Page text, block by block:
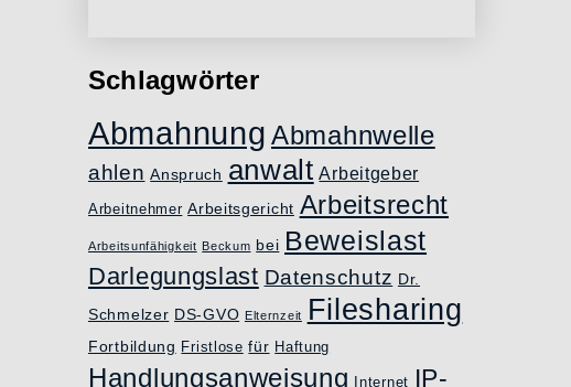
Schlagwörter
Abmahnung Abmahnwelle
ahlen Anspruch anwalt Arbeitgeber
Arbeitnehmer Arbeitsgericht Arbeitsrecht
Arbeitsunfähigkeit Beckum bei Beweislast
Darlegungslast Datenschutz Dr.
Schmelzer DS-GVO Elternzeit Filesharing
Fortbildung Fristlose für Haftung
Handlungsanweisung Internet IP-